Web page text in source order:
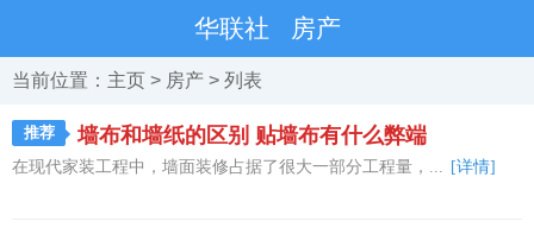
华联社 房产
当前位置： 主页 > 房产 > 列表
推荐 墙布和墙纸的区别 贴墙布有什么弊端
在现代家装工程中，墙面装修占据了很大一部分工程量，... [详情]